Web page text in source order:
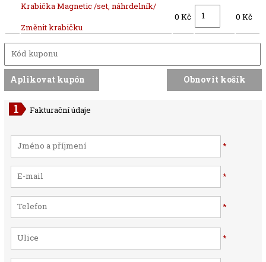
Krabička Magnetic /set, náhrdelník/
Změnit krabičku
0 Kč 0 Kč
Fakturační údaje
*
*
*
*